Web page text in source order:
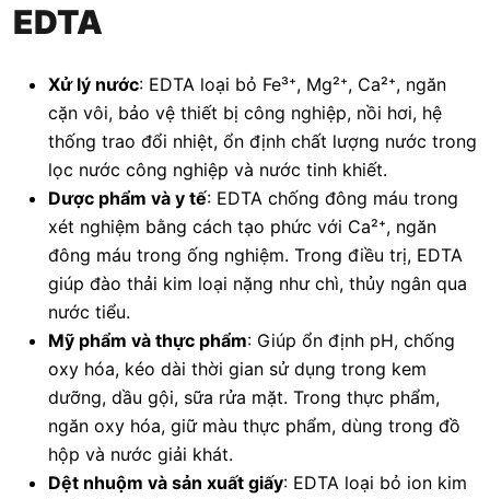
EDTA
Xử lý nước: EDTA loại bỏ Fe³⁺, Mg²⁺, Ca²⁺, ngăn
cặn vôi, bảo vệ thiết bị công nghiệp, nồi hơi, hệ
thống trao đổi nhiệt, ổn định chất lượng nước trong
lọc nước công nghiệp và nước tinh khiết.
Dược phẩm và y tế: EDTA chống đông máu trong
xét nghiệm bằng cách tạo phức với Ca²⁺, ngăn
đông máu trong ống nghiệm. Trong điều trị, EDTA
giúp đào thải kim loại nặng như chì, thủy ngân qua
nước tiểu.
Mỹ phẩm và thực phẩm: Giúp ổn định pH, chống
oxy hóa, kéo dài thời gian sử dụng trong kem
dưỡng, dầu gội, sữa rửa mặt. Trong thực phẩm,
ngăn oxy hóa, giữ màu thực phẩm, dùng trong đồ
hộp và nước giải khát.
Dệt nhuộm và sản xuất giấy: EDTA loại bỏ ion kim